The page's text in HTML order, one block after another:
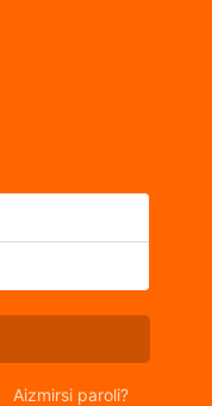
Aizmirsi paroli?